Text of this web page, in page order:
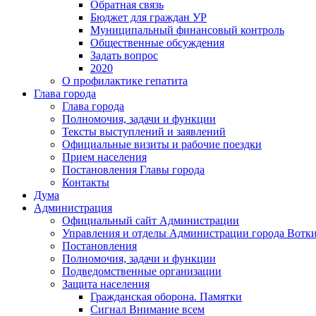
Обратная связь
Бюджет для граждан УР
Муниципальный финансовый контроль
Общественные обсуждения
Задать вопрос
2020
О профилактике гепатита
Глава города
Глава города
Полномочия, задачи и функции
Тексты выступлений и заявлений
Официальные визиты и рабочие поездки
Прием населения
Постановления Главы города
Контакты
Дума
Администрация
Официальный сайт Администрации
Управления и отделы Администрации города
Постановления
Полномочия, задачи и функции
Подведомственные организации
Защита населения
Гражданская оборона. Памятки
Сигнал Внимание всем